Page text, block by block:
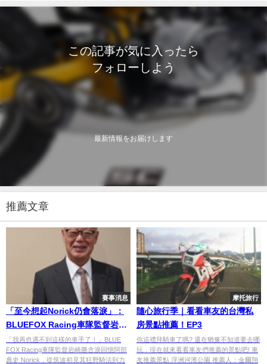
この記事が気に入ったら
フォローしよう
最新情報をお届けします
推薦文章
賽事消息
「至今想起Norick仍會落淚」：
BLUEFOX Racing車隊監督岩崎
勝憶阿部典史 Norick｜連載 #13
「我再也遇不到這樣的車手了！」BLUE
FOX Racing車隊監督岩崎勝含淚回憶阿部
典史 Norick，從筑波初見其狂野騎法到力
摩托旅行
隨心旅行季｜看看車友的台灣私
房景點推薦！EP3
你這禮拜騎車了嗎? 還在猶豫不知道要去哪
玩，現在就來看看車友們推薦的景點吧! 車
友推薦景點 浮洲河濱公園 推薦人：金爾翔